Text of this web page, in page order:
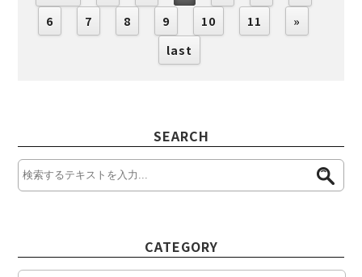
6
7 8 9 10 11
»
last
SEARCH
CATEGORY